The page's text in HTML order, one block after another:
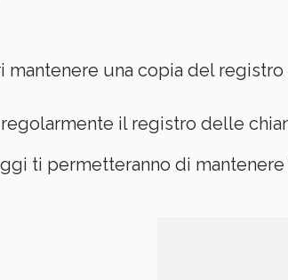
mantenere una copia del
il registro delle
ti permetteranno di